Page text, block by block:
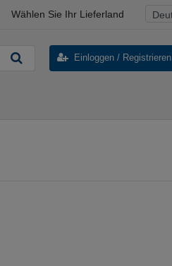
Wählen Sie Ihr Lieferland
Einloggen / Registrieren